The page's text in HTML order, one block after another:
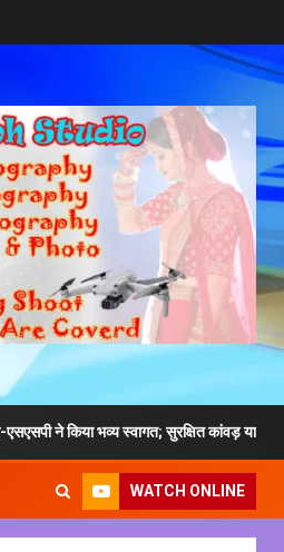
भव्य स्वागत; सुरक्षित कांवड़ यात्रा का दिया संदेश
WATCH ONLINE